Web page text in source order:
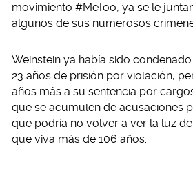
movimiento #MeToo, ya se le
algunos de sus numerosos
Weinstein ya había sido
23 años de prisión por violación,
años más a su sentencia por
que se acumulen de acusaciones
que podría no volver a ver la luz
que viva más de 106 años.